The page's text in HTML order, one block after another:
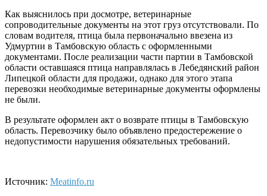
Как выяснилось при досмотре, ветеринарные
сопроводительные документы на этот груз отсутствовали. По
словам водителя, птица была первоначально ввезена из
Удмуртии в Тамбовскую область с оформленными
документами. После реализации части партии в Тамбовской
области оставшаяся птица направлялась в Лебедянский район
Липецкой области для продажи, однако для этого этапа
перевозки необходимые ветеринарные документы оформлены
не были.
В результате оформлен акт о возврате птицы в Тамбовскую
область. Перевозчику было объявлено предостережение о
недопустимости нарушения обязательных требований.
Источник: Meatinfo.ru